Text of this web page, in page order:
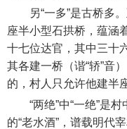
另“一多”是古桥多。
座半小型石拱桥，蕴
十七位达官，其中三十
其各建一桥（谐“轿”音
的，村人只允许他建半
“两绝”中“一绝”是村
的“老水酒”，谱载明代